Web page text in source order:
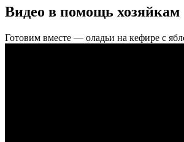
Видео в помощь хозяйкам
Готовим вместе — оладьи на кефире с